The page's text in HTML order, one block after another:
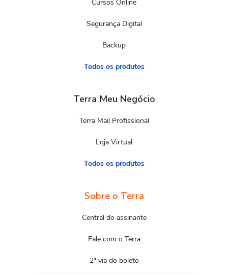
Cursos Online
Segurança Digital
Backup
Todos os produtos
Terra Meu Negócio
Terra Mail Profissional
Loja Virtual
Todos os produtos
Sobre o Terra
Central do assinante
Fale com o Terra
2ª via do boleto